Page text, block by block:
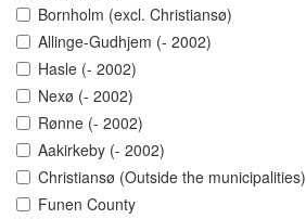
Bornholm (excl. Christiansø)
Allinge-Gudhjem (- 2002)
Hasle (- 2002)
Nexø (- 2002)
Rønne (- 2002)
Aakirkeby (- 2002)
Christiansø (Outside the municipalities)
Funen County